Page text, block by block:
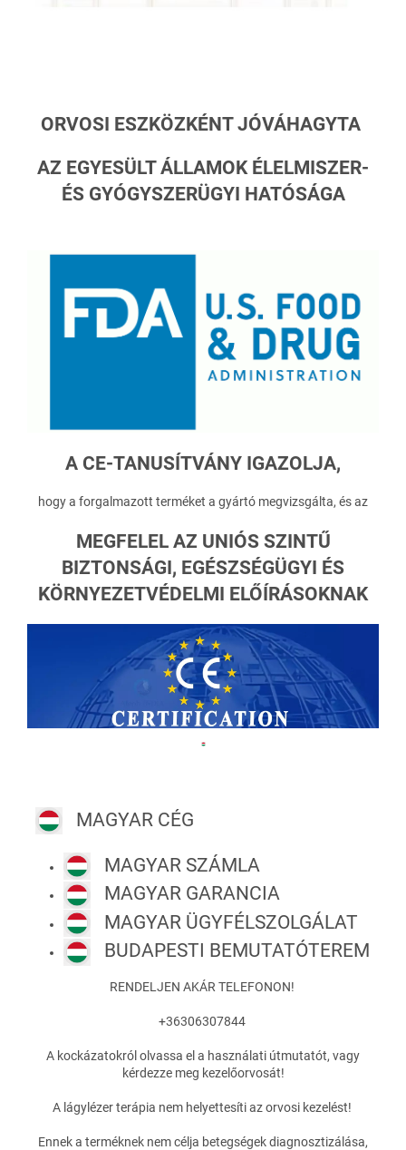
ORVOSI ESZKÖZKÉNT JÓVÁHAGYTA
AZ EGYESÜLT ÁLLAMOK ÉLELMISZER-
ÉS GYÓGYSZERÜGYI HATÓSÁGA
A CE-TANUSÍTVÁNY IGAZOLJA,
hogy a forgalmazott terméket a gyártó megvizsgálta, és az
MEGFELEL AZ UNIÓS SZINTŰ
BIZTONSÁGI, EGÉSZSÉGÜGYI ÉS
KÖRNYEZETVÉDELMI ELŐÍRÁSOKNAK
MAGYAR CÉG
MAGYAR SZÁMLA
MAGYAR GARANCIA
MAGYAR ÜGYFÉLSZOLGÁLAT
BUDAPESTI BEMUTATÓTEREM
RENDELJEN AKÁR TELEFONON!
+36306307844
A kockázatokról olvassa el a használati útmutatót, vagy
kérdezze meg kezelőorvosát!
A lágylézer terápia nem helyettesíti az orvosi kezelést!
Ennek a terméknek nem célja betegségek diagnosztizálása,